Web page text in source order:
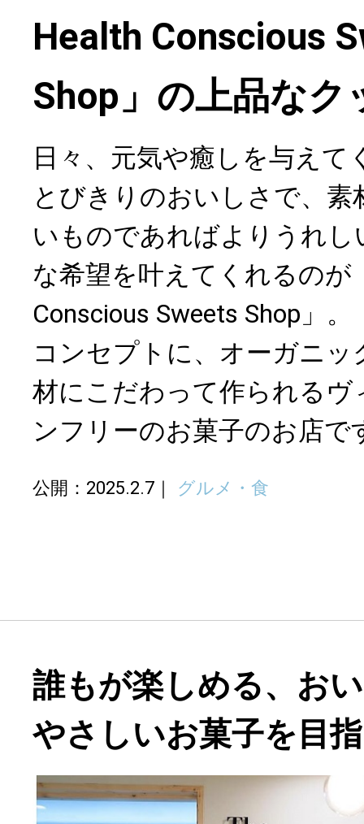
Health Conscious
Shop」の上品なク
日々、元気や癒しを与えて
とびきりのおいしさで、
いものであればよりうれ
な希望を叶えてくれるのが
Conscious Sweets Shop」
コンセプトに、オーガニッ
材にこだわって作られるヴ
ンフリーのお菓子のお店で
公開：2025.2.7 グルメ・食
誰もが楽しめる、お
やさしいお菓子を目